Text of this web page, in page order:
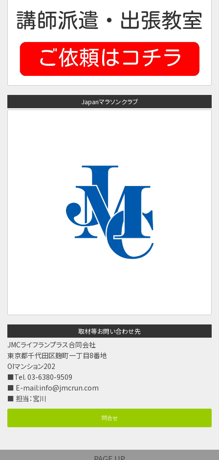
Japanマラソンクラブ
取材等お問い合わせ先
JMCライフランプラス合同会社
東京都千代田区麹町一丁目8番地
OIマンション202
■Tel. 03-6380-9509
■ E-mail:info@jmcrun.com
■ 担当：宮川
問合せ